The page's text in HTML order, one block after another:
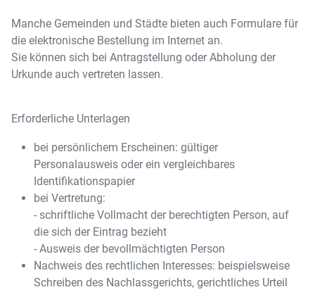
Manche Gemeinden und Städte bieten auch Formulare für
die elektronische Bestellung im Internet an.
Sie können sich bei Antragstellung oder Abholung der
Urkunde auch vertreten lassen.
Erforderliche Unterlagen
bei persönlichem Erscheinen: gültiger
Personalausweis oder ein vergleichbares
Identifikationspapier
bei Vertretung:
- schriftliche Vollmacht der berechtigten Person, auf
die sich der Eintrag bezieht
- Ausweis der bevollmächtigten Person
Nachweis des rechtlichen Interesses: beispielsweise
Schreiben des Nachlassgerichts, gerichtliches Urteil